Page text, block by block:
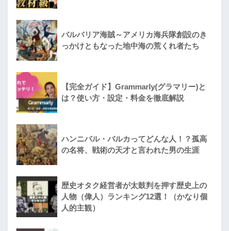
バルバリア海賊～アメリカ海兵隊創設のき
っかけともなった地中海の荒くれ者たち
【完全ガイド】Grammarly(グラマリー)と
は？使い方・設定・料金を徹底解説
ハンニバル・バルカってどんな人！？孤高
の名将、戦術の天才と言われた男の生涯
歴史オタク経営者が太鼓判を押す歴史上の
人物（偉人）ランキング12選！（かなり個
人的主観）